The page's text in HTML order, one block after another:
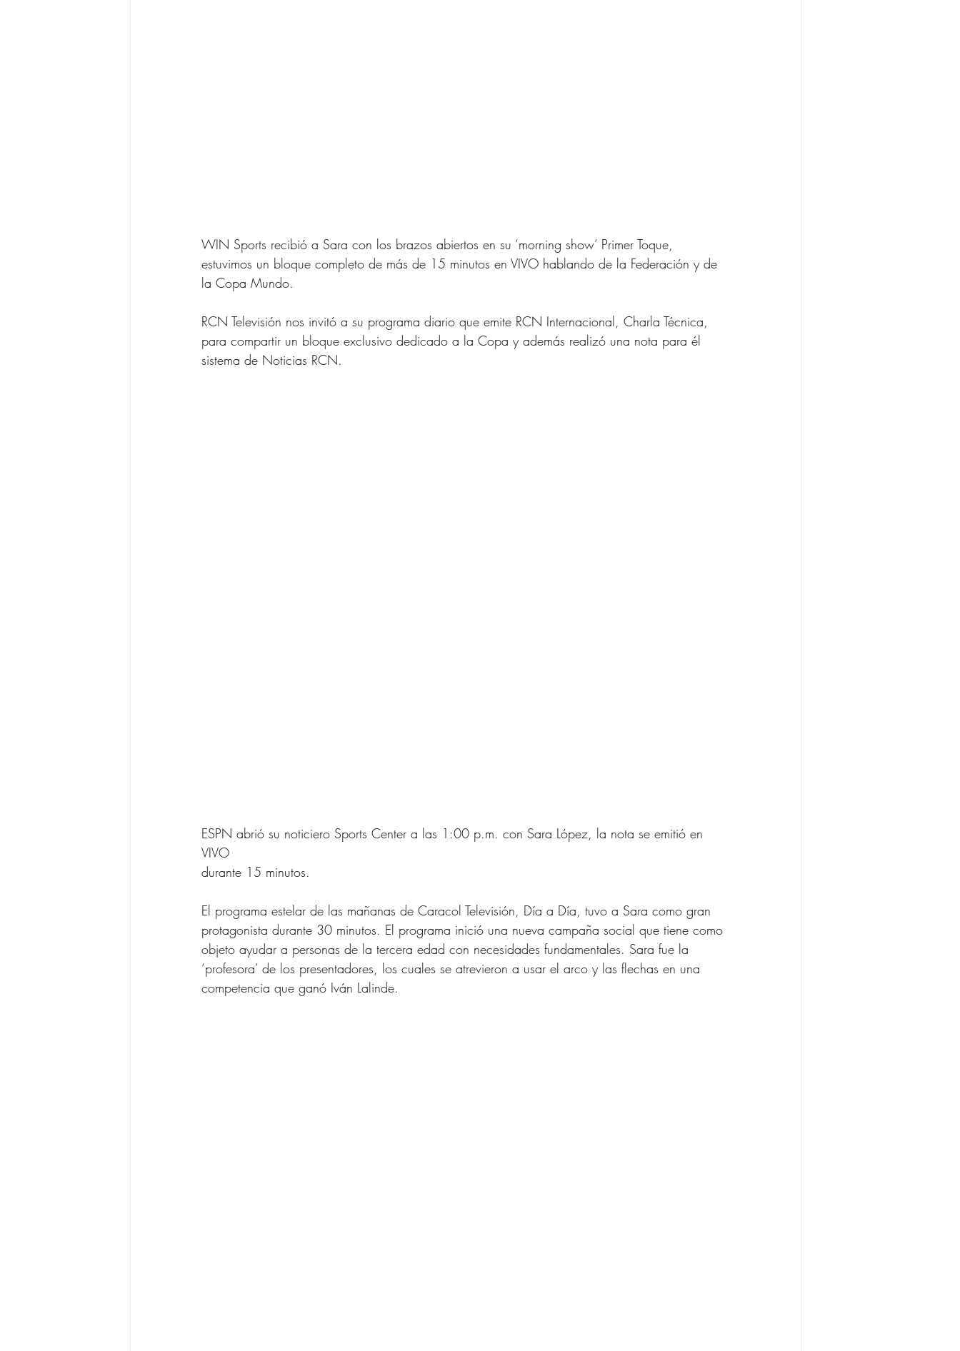
WIN Sports recibió a Sara con los brazos abiertos en su ‘morning show’ Primer Toque,
estuvimos un bloque completo de más de 15 minutos en VIVO hablando de la Federación y de
la Copa Mundo.
RCN Televisión nos invitó a su programa diario que emite RCN Internacional, Charla Técnica,
para compartir un bloque exclusivo dedicado a la Copa y además realizó una nota para él
sistema de Noticias RCN.
ESPN abrió su noticiero Sports Center a las 1:00 p.m. con Sara López, la nota se emitió en
VIVO
durante 15 minutos.
El programa estelar de las mañanas de Caracol Televisión, Día a Día, tuvo a Sara como gran
protagonista durante 30 minutos. El programa inició una nueva campaña social que tiene como
objeto ayudar a personas de la tercera edad con necesidades fundamentales. Sara fue la
‘profesora’ de los presentadores, los cuales se atrevieron a usar el arco y las flechas en una
competencia que ganó Iván Lalinde.